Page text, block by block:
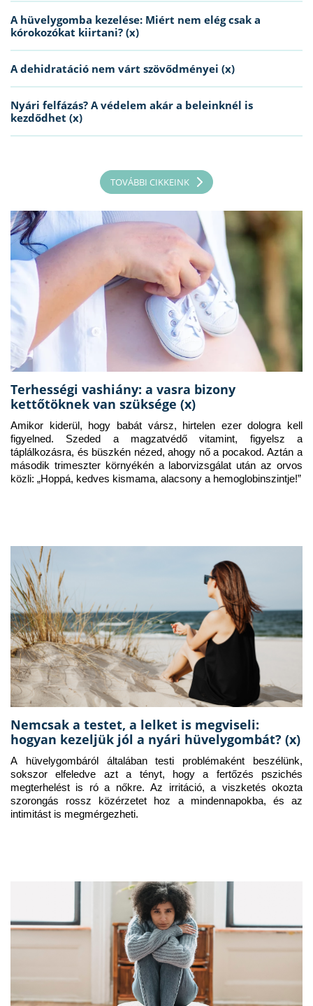
A hüvelygomba kezelése: Miért nem elég csak a
kórokozókat kiirtani? (x)
A dehidratáció nem várt szövődményei (x)
Nyári felfázás? A védelem akár a beleinknél is
kezdődhet (x)
TOVÁBBI CIKKEINK
Terhességi vashiány: a vasra bizony
kettőtöknek van szüksége (x)
Amikor kiderül, hogy babát vársz, hirtelen ezer dologra kell
figyelned. Szeded a magzatvédő vitamint, figyelsz a
táplálkozásra, és büszkén nézed, ahogy nő a pocakod. Aztán a
második trimeszter környékén a laborvizsgálat után az orvos
közli: „Hoppá, kedves kismama, alacsony a hemoglobinszintje!”
Nemcsak a testet, a lelket is megviseli:
hogyan kezeljük jól a nyári hüvelygombát? (x)
A hüvelygombáról általában testi problémaként beszélünk,
sokszor elfeledve azt a tényt, hogy a fertőzés pszichés
megterhelést is ró a nőkre. Az irritáció, a viszketés okozta
szorongás rossz közérzetet hoz a mindennapokba, és az
intimitást is megmérgezheti.